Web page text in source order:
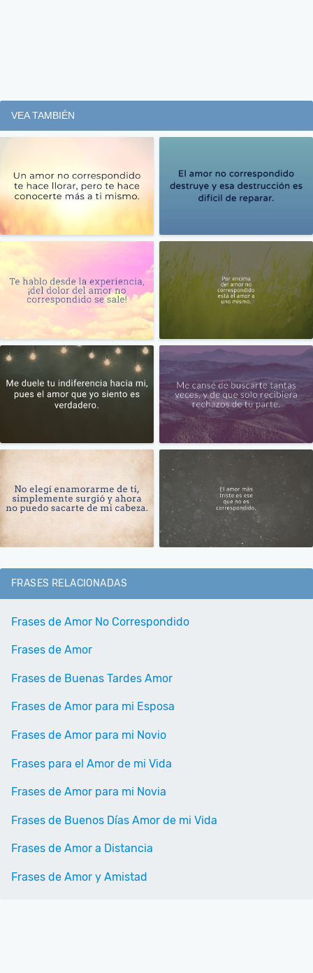
VEA TAMBIÉN
FRASES RELACIONADAS
Frases de Amor No Correspondido
Frases de Amor
Frases de Buenas Tardes Amor
Frases de Amor para mi Esposa
Frases de Amor para mi Novio
Frases para el Amor de mi Vida
Frases de Amor para mi Novia
Frases de Buenos Días Amor de mi Vida
Frases de Amor a Distancia
Frases de Amor y Amistad